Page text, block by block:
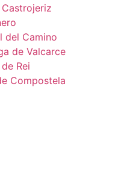
del Camino
de Valcarce
Rei
Compostela